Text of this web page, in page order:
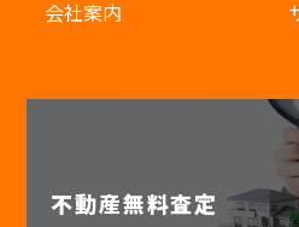
会社案内
不動産無料査定